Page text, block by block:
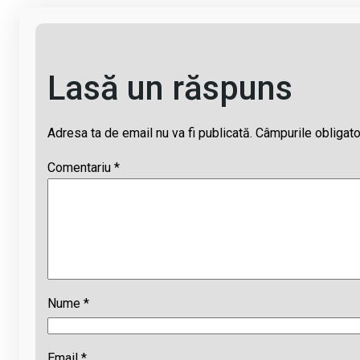
Lasă un răspuns
Adresa ta de email nu va fi publicată. Câmpurile
Comentariu *
Nume *